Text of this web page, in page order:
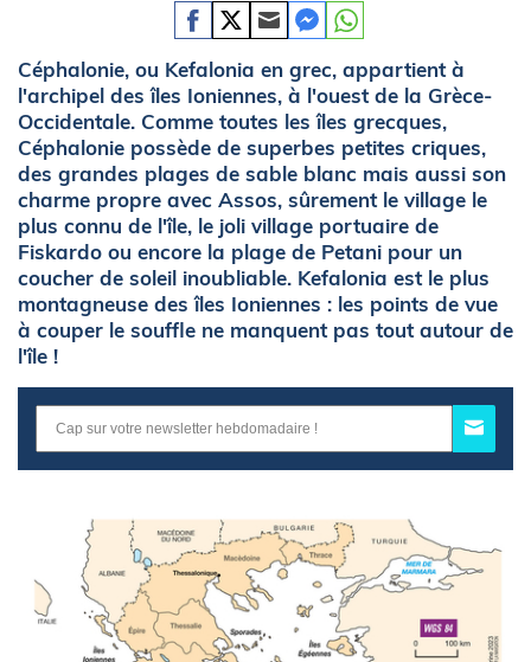
Céphalonie, ou Kefalonia en grec, appartient à
l'archipel des îles Ioniennes, à l'ouest de la Grèce-
Occidentale. Comme toutes les îles grecques,
Céphalonie possède de superbes petites criques,
des grandes plages de sable blanc mais aussi son
charme propre avec Assos, sûrement le village le
plus connu de l'île, le joli village portuaire de
Fiskardo ou encore la plage de Petani pour un
coucher de soleil inoubliable. Kefalonia est le plus
montagneuse des îles Ioniennes : les points de vue
à couper le souffle ne manquent pas tout autour de
l'île !